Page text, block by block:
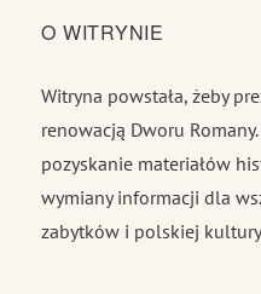
O WITRYNIE
Witryna powstała, żeby
renowacją Dworu
pozyskanie materiałów
wymiany informacji dla
zabytków i polskiej